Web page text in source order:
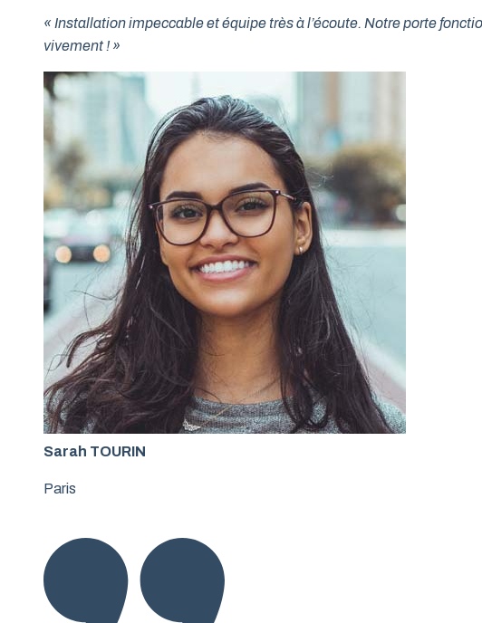
« Installation impeccable et équipe très à l’écoute. Notre porte
vivement ! »
Sarah TOURIN
Paris